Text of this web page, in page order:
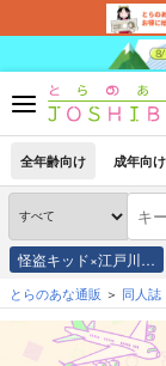
全年齢向け 成年向け
怪盗キッド×江戸川…
とらのあな通販 同人誌